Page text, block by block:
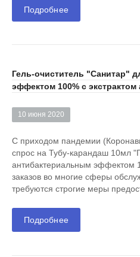
Подробнее
Гель-очиститель "Санитар"
эффектом 100% с экстрактом
10 июня 2020
С приходом пандемии
спрос на Тубу-карандаш 10мл
антибактериальным эффектом
заказов во многие сферы
требуются строгие меры
Подробнее